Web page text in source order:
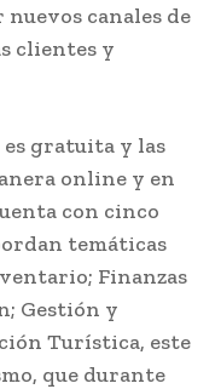
canales de
clientes y
gratuita y las
online y en
con cinco
temáticas
Finanzas
Gestión y
Turística, este
que durante